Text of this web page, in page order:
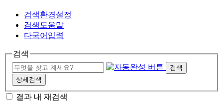
검색환경설정
검색도움말
다국어입력
검색
검색
상세검색
결과 내 재검색